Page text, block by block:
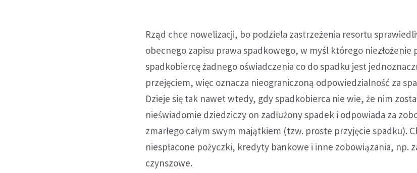
Rząd chce nowelizacji, bo podziela zastrzeżenia resortu
obecnego zapisu prawa spadkowego, w myśl którego niezłożenie
spadkobiercę żadnego oświadczenia co do spadku jest
przejęciem, więc oznacza nieograniczoną odpowiedzialność za
Dzieje się tak nawet wtedy, gdy spadkobierca nie wie, że nim
nieświadomie dziedziczy on zadłużony spadek i odpowiada za
zmarłego całym swym majątkiem (tzw. proste przyjęcie spadku).
niespłacone pożyczki, kredyty bankowe i inne zobowiązania, np.
czynszowe.